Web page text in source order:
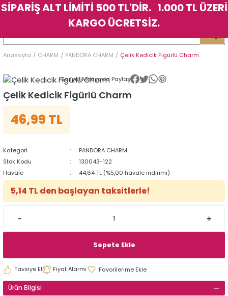
Geri Dön
Geri Dön
Geri Dön
Geri Dön
Geri Dön
Geri Dön
Anasayfa CHARM PANDORA CHARM Çelik Kedicik Figürlü Charm
Sosyal Medyada Paylaş
Çelik Kedicik Figürlü Charm
46,99 TL
Kategori
PANDORA CHARM
Stok Kodu
130043-122
Havale
44,64 TL (%5,00 havale indirimi)
5,14 TL den başlayan taksitlerle!
Sepete Ekle
Tavsiye Et Fiyat Alarmı
Ürün Bilgisi
Geri Dön
Geri Dön
Geri Dön
Geri Dön
Geri Dön
Geri Dön
SİPARİŞ ALT LİMİTİ 500 TL'DİR. 1.000 TL ÜZERİ
KARGO ÜCRETSİZ.